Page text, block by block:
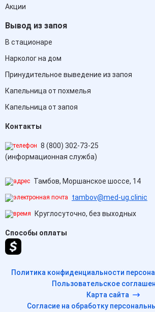
Акции
Вывод из запоя
В стационаре
Нарколог на дом
Принудительное выведение из запоя
Капельница от похмелья
Капельница от запоя
Контакты
8 (800) 302-73-25
(информационная служба)
Тамбов, Моршанское шоссе, 14
tambov@med-ug.clinic
Круглосуточно, без выходных
Способы оплаты
Политика конфиденциальности
Пользовательское
Карта сайта
Согласие на обработку